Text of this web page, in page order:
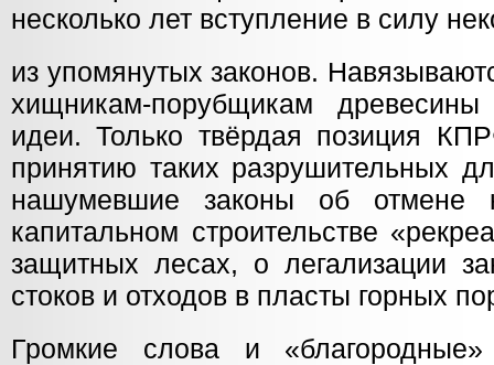
несколько лет вступление в силу
из упомянутых законов.
хищникам-порубщикам
идеи. Только твёрдая позиция
принятию таких разрушительных
нашумевшие законы об отмене
капитальном строительстве
защитных лесах, о легализации
стоков и отходов в пласты горных
Громкие слова и